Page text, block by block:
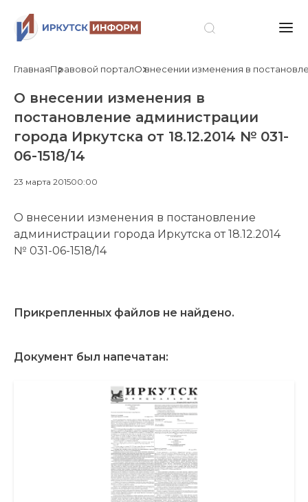
ГлавнаяПравовой порталО внесении изменения в
О внесении изменения в
постановление администрации
города Иркутска от 18.12.2014 № 031-
06-1518/14
23 марта 201500:00
О внесении изменения в постановление
администрации города Иркутска от 18.12.2014
№ 031-06-1518/14
Прикрепленных файлов не найдено.
Документ был напечатан: